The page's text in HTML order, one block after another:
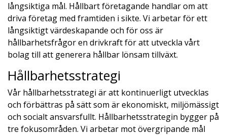
långsiktiga mål. Hållbart företagande handlar om att
driva företag med framtiden i sikte. Vi arbetar för ett
långsiktigt värdeskapande och för oss är
hållbarhetsfrågor en drivkraft för att utveckla vårt
bolag till att generera hållbar lönsam tillväxt.
Hållbarhetsstrategi
Vår hållbarhetsstrategi är att kontinuerligt utvecklas
och förbättras på sätt som är ekonomiskt, miljömässigt
och socialt ansvarsfullt. Hållbarhetsstrategin bygger på
tre fokusområden. Vi arbetar mot övergripande mål